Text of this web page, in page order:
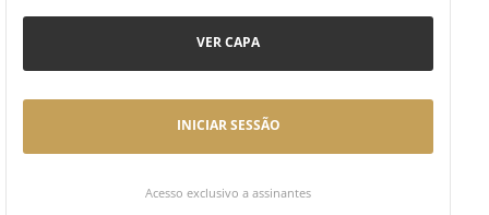
VER CAPA
INICIAR SESSÃO
Acesso exclusivo a assinantes